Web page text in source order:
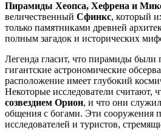
Пирамиды Хеопса, Хефрена и
величественный Сфинкс, который
только памятниками древней
полным загадок и исторических
Легенда гласит, что пирамиды были
гигантские астрономические
расположение имеет глубокий
Некоторые исследователи считают,
созвездием Орион, и что они
общения с богами. Эти сооружения
исследователей и туристов,